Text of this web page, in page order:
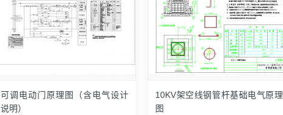
可调电动门原理图（含电气设计
说明）
10KV架空线钢管杆基础电气原理
图